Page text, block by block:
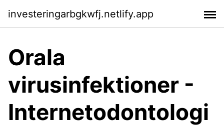
investeringarbgkwfj.netlify.app
Orala
virusinfektioner -
Internetodontologi